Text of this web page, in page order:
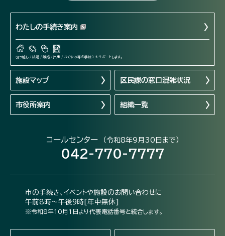
わたしの手続き案内
引っ越し / 結婚 / 離婚 / 出産 / おくやみ等の手続きをサポートします。
施設マップ 区民課の窓口混雑状況
市役所案内 組織一覧
コールセンター （令和8年9月30日まで）
042-770-7777
市の手続き、イベントや施設のお問い合わせに
午前8時～午後9時[年中無休]
※令和8年10月1日より代表電話番号と統合します。